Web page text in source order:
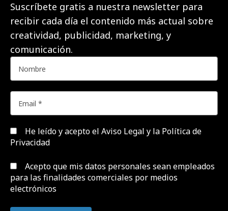
Suscríbete gratis a nuestra newsletter para
recibir cada día el contenido más actual sobre
creatividad, publicidad, marketing, y
comunicación.
He leído y acepto el Aviso Legal y la Política de
Privacidad
Acepto que mis datos personales sean empleados
para las finalidades comerciales por medios
electrónicos